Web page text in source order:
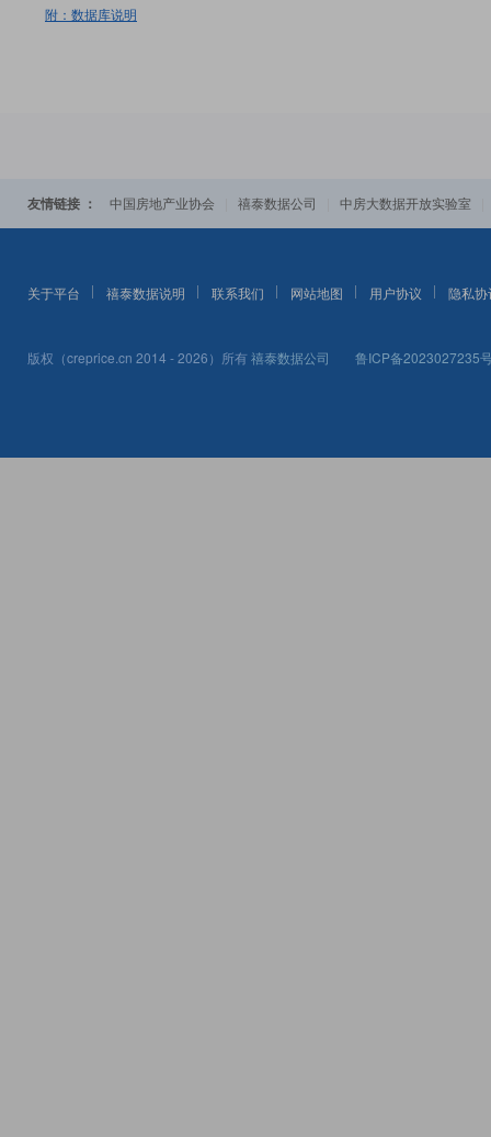
附：数据库说明
友情链接 ： 中国房地产业协会 禧泰数据公司 中房大数据开放实验室
关于平台 禧泰数据说明 联系我们 网站地图 用户协议 隐私协
版权（creprice.cn 2014 - 2026）所有禧泰数据公司 鲁ICP备2023027235